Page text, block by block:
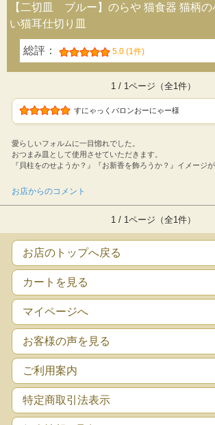
【二切皿 ブルー】のらや 猫食器 猫柄の
い猫耳仕切り皿
総評： 5.0 (1件)
1 / 1ページ（全1件）
すにゃっくバロンおーにゃー様
愛らしいフォルムに一目惚れでした。
おつまみ皿として使用させていただきます。
『貝柱をのせようか？』『お新香を飾ろうか？』イメージ
お店からのコメント
1 / 1ページ（全1件）
お店のトップへ戻る
カートを見る
マイページへ
お客様の声を見る
ご利用案内
特定商取引法表示